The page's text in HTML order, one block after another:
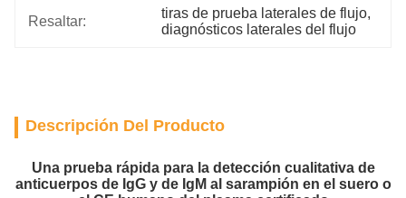
Resaltar:
tiras de prueba laterales de flujo,
diagnósticos laterales del flujo
Descripción Del Producto
Una prueba rápida para la detección cualitativa de
anticuerpos de IgG y de IgM al sarampión en el suero o